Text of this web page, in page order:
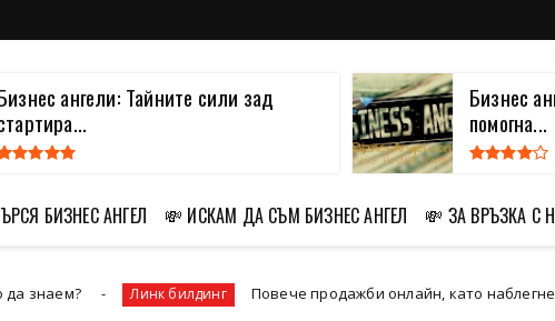
ангели: Тайните сили зад
Бизнес
помогна...
БИЗНЕС АНГЕЛ 💸 ИСКАМ ДА СЪМ БИЗНЕС АНГЕЛ 💸 ЗА ВРЪЗКА С
Линк билдинг Повече продажби онлайн, като наблегнете на